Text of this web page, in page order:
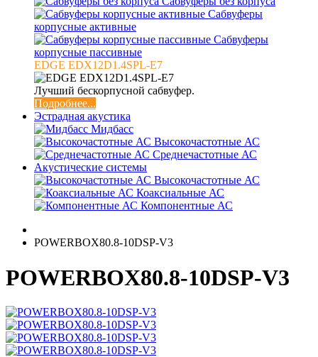
Сабвуферы
корпусные активные
Сабвуферы
корпусные пассивные
EDGE EDX12D1.4SPL-E7
Лучший бескорпусной сабвуфер.
Подробнее...
Эстрадная акустика
Мидбасс
Высокочастотные АС
Среднечастотные АС
Акустические системы
Высокочастотные АС
Коаксиальные АС
Компонентные АС
POWERBOX80.8-10DSP-V3
POWERBOX80.8-10DSP-V3